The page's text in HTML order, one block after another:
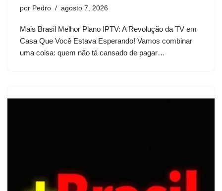
por Pedro agosto 7, 2026
Mais Brasil Melhor Plano IPTV: A Revolução da TV em
Casa Que Você Estava Esperando! Vamos combinar
uma coisa: quem não tá cansado de pagar…